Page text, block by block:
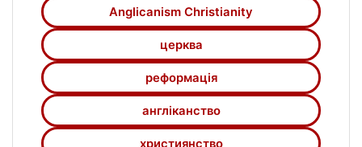
Anglicanism Christianity
церква
реформація
англіканство
християнство